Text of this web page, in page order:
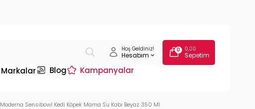
Hoş Geldiniz!
Hesabım
0 0,00
Sepetim
Markalar Blog Kampanyalar
Moderna Sensibowl Kedi Köpek Mama Su Kabı Beyaz 350 Ml